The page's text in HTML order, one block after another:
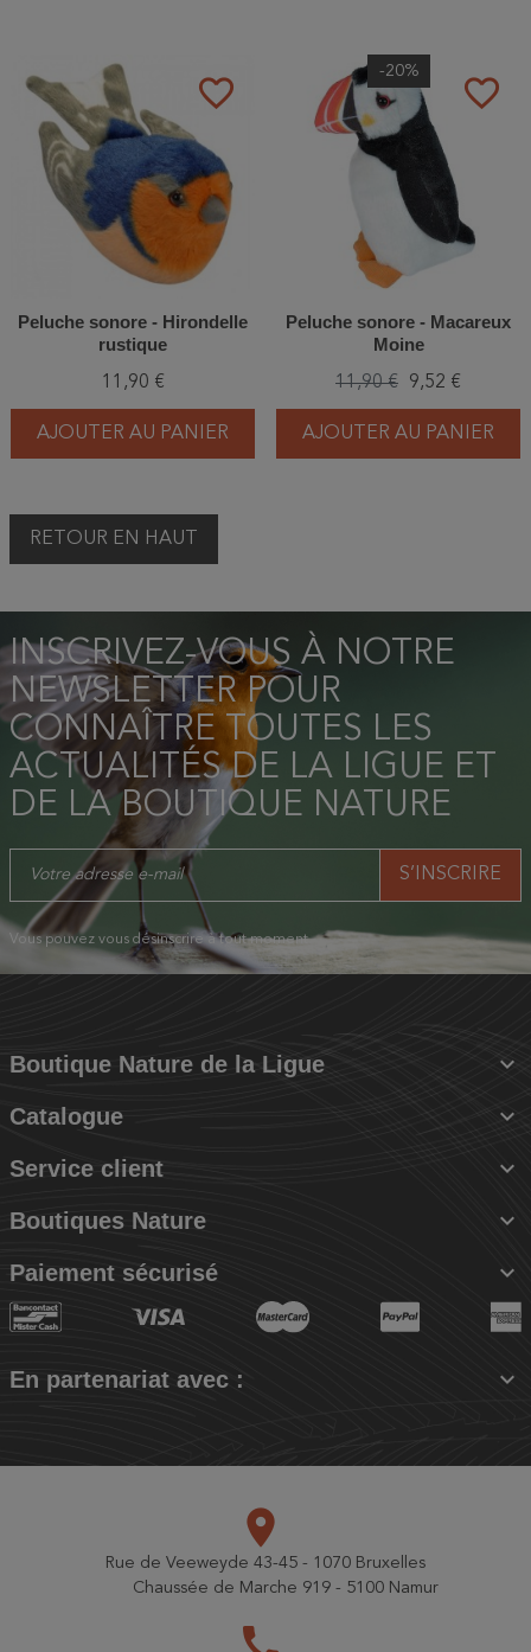
favorite_border
Peluche sonore - Hirondelle
rustique
11,90 €
AJOUTER AU PANIER
favorite_border
-20%
Peluche sonore - Macareux
Moine
11,90 € 9,52 €
AJOUTER AU PANIER
RETOUR EN HAUT
INSCRIVEZ-VOUS À NOTRE
NEWSLETTER POUR
CONNAÎTRE TOUTES LES
ACTUALITÉS DE LA LIGUE ET
DE LA BOUTIQUE NATURE
Vous pouvez vous désinscrire à tout moment.
Boutique Nature de la Ligue 
Catalogue 
Service client 
Boutiques Nature 
Paiement sécurisé 
En partenariat avec : 
place
Rue de Veeweyde 43-45 - 1070 Bruxelles
Chaussée de Marche 919 - 5100 Namur